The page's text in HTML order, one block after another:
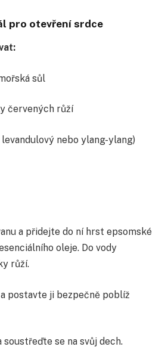
pro otevření srdce
sůl
červených růží
nebo ylang-ylang)
a přidejte do ní hrst epsomské
oleje. Do vody
růží.
postavte ji bezpečně poblíž
soustřeďte se na svůj dech.